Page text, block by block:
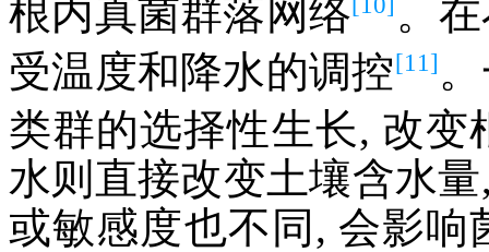
根内真菌群落网络
。
受温度和降水的调控[11]
类群的选择性生长, 改
水则直接改变土壤含水
或敏感度也不同, 会影